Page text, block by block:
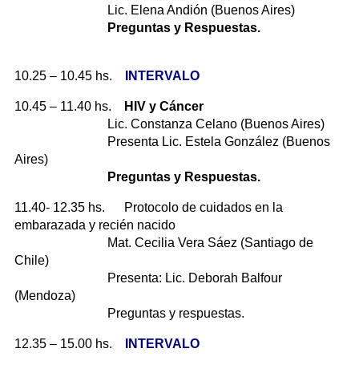
Lic. Elena Andión (Buenos Aires)
Preguntas y Respuestas.
10.25 – 10.45 hs. INTERVALO
10.45 – 11.40 hs.
HIV y Cáncer
Lic. Constanza Celano (Buenos Aires)
Presenta Lic. Estela González (Buenos
Aires)
Preguntas y Respuestas.
11.40- 12.35 hs. Protocolo de cuidados en la
embarazada y recién nacido
Mat. Cecilia Vera Sáez (Santiago de
Chile)
Presenta: Lic. Deborah Balfour
(Mendoza)
Preguntas y respuestas.
12.35 – 15.00 hs. INTERVALO